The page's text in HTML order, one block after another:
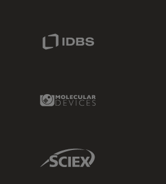
Molecular Devices Link
Sciex Link